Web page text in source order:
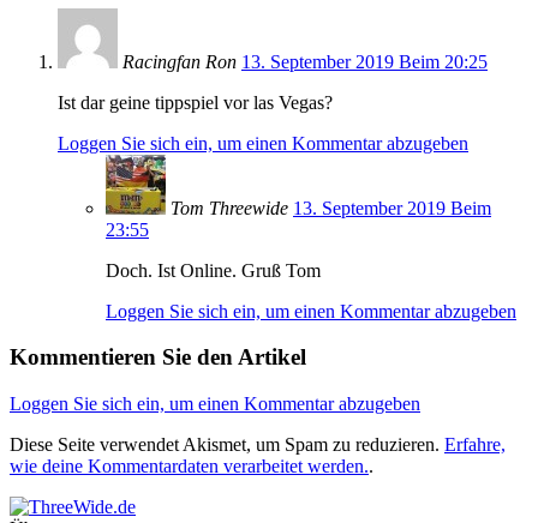
Racingfan Ron 13. September 2019 Beim 20:25
Ist dar geine tippspiel vor las Vegas?
Loggen Sie sich ein, um einen Kommentar abzugeben
Tom Threewide 13. September 2019 Beim
23:55
Doch. Ist Online. Gruß Tom
Loggen Sie sich ein, um einen Kommentar abzugeben
Kommentieren Sie den Artikel
Loggen Sie sich ein, um einen Kommentar abzugeben
Diese Seite verwendet Akismet, um Spam zu reduzieren. Erfahre,
wie deine Kommentardaten verarbeitet werden..